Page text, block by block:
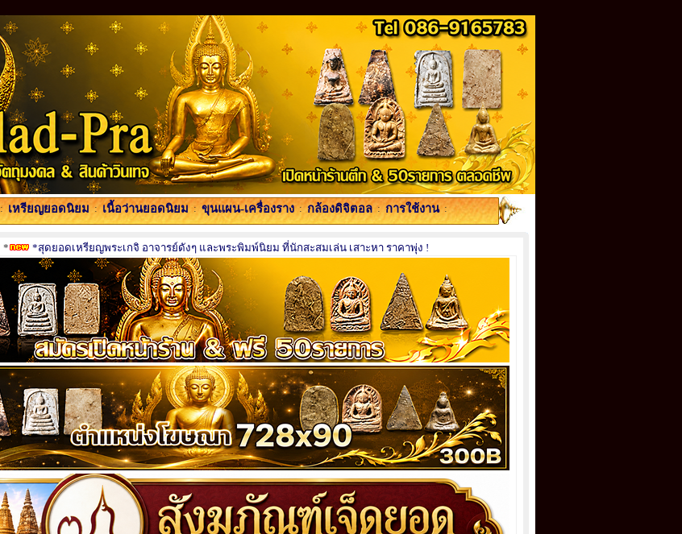
: เหรียญยอดนิยม : เนื้อว่านยอดนิยม : ขุนแผน-เครื่องราง : กล้องดิจิตอล : การใช้งาน :
* *สุดยอดเหรียญพระเกจิ อาจารย์ดังๆ และพระพิมพ์นิยม ที่นักสะสมเล่น เสาะหา ราคาพุ่ง !